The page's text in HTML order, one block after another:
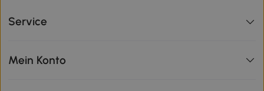
Service
Mein Konto